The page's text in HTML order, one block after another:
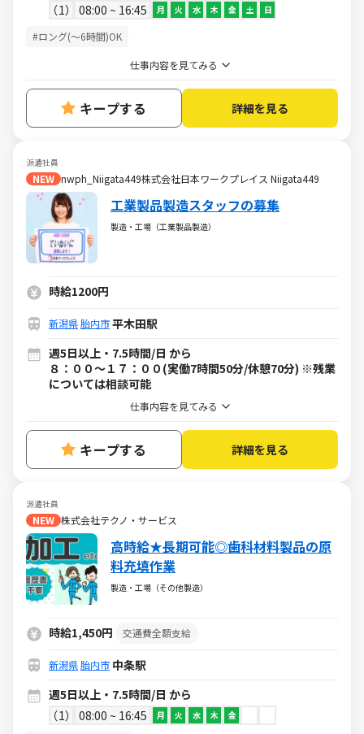
1
08:00 ~ 16:45 月 火 水 木 金 土 日
#ロング(～6時間)OK
仕事内容を見てみる
キープする 詳細を見る
派遣社員
NEW nwph_Niigata449株式会社日本ワークプレイス Niigata449
工業製品製造スタッフの募集
製造・工場（工業製品製造）
時給1200円
新潟県胎内市平木田駅
週5日以上・7.5時間/日 から
８：００～１７：００(実働7時間50分/休憩70分) ※残業
については相談可能
仕事内容を見てみる
キープする 詳細を見る
派遣社員
NEW 株式会社テクノ・サービス
高時給★長期可能◎歯科材料製品の原
料充填作業
製造・工場（その他製造）
時給1,450円 交通費全額支給
新潟県胎内市 中条駅
週5日以上・7.5時間/日 から
1
08:00 ~ 16:45 月 火 水 木 金